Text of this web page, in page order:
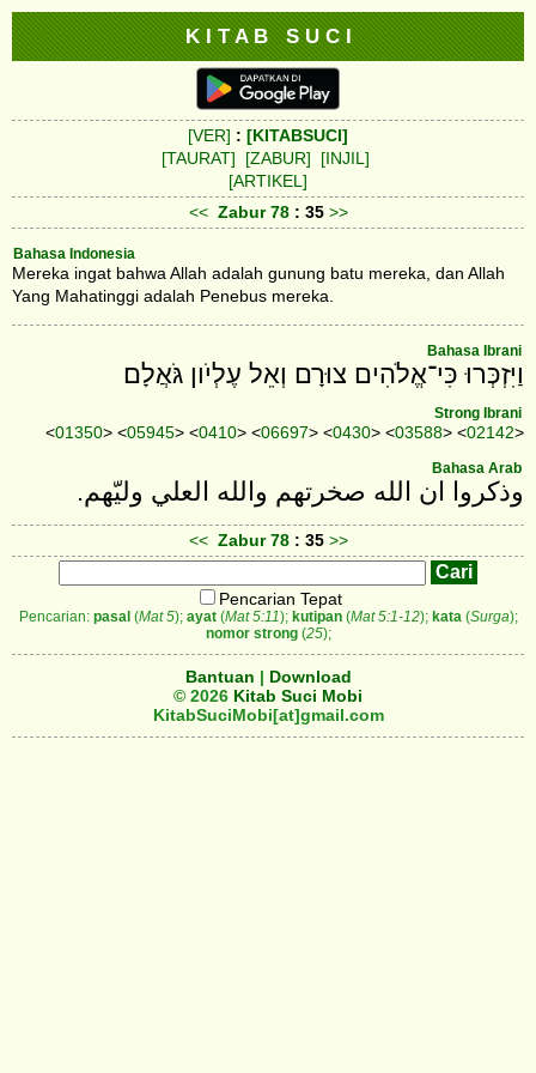
K I T A B S U C I
[VER] : [KITABSUCI]
[TAURAT]
[ZABUR]
[INJIL]
[ARTIKEL]
<< Zabur 78 : 35 >>
Bahasa Indonesia
Mereka ingat bahwa Allah adalah gunung batu mereka, dan Allah
Yang Mahatinggi adalah Penebus mereka.
Bahasa Ibrani
וַיִּזְכְּרוּ כִּי־אֱלֹהִים צוּרָם וְאֵל עֶלְיֹון גֹּאֲלָם׃
Strong Ibrani
<01350> <05945> <0410> <06697> <0430> <03588> <02142>
Bahasa Arab
وذكروا ان الله صخرتهم والله العلي وليّهم‎.
<< Zabur 78 : 35 >>
Pencarian Tepat
Pencarian: pasal(Mat 5); ayat(Mat 5:11); kutipan(Mat 5:1-12); kata (Surga);
nomor strong(25);
Bantuan | Download
© 2026 Kitab Suci Mobi
KitabSuciMobi[at]gmail.com